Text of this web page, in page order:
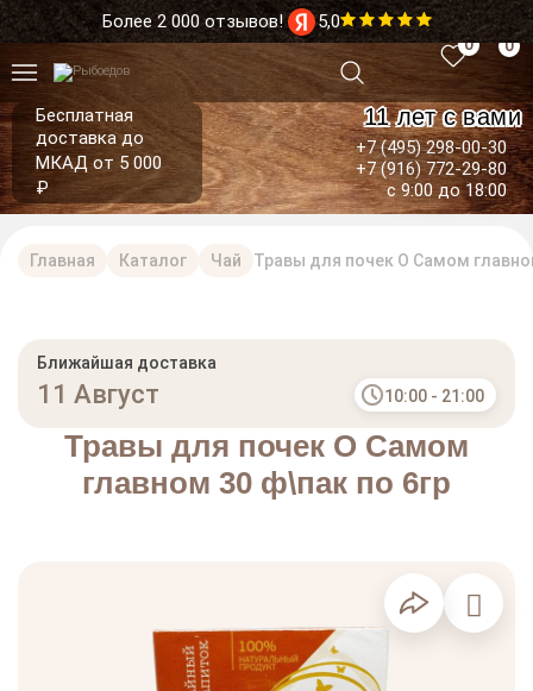
Более 2 000 отзывов! 5,0
Бесплатная
доставка до
МКАД от 5 000
₽
11 лет с вами
+7 (495) 298-00-30
+7 (916) 772-29-80
с 9:00 до 18:00
0 0
Главная Каталог Чай Травы для почек О Самом
Травы для почек О Самом
главном 30 ф\пак по 6гр
Ближайшая доставка
11 Август 10:00 - 21:00